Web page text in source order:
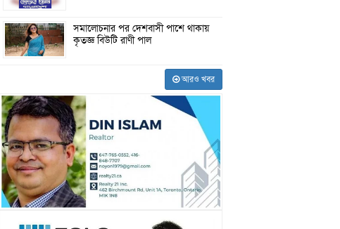
সমালোচনার পর দেশবাসী পাশে থাকায়
কৃতজ্ঞ বিউটি রাণী পাল
আরও খবর